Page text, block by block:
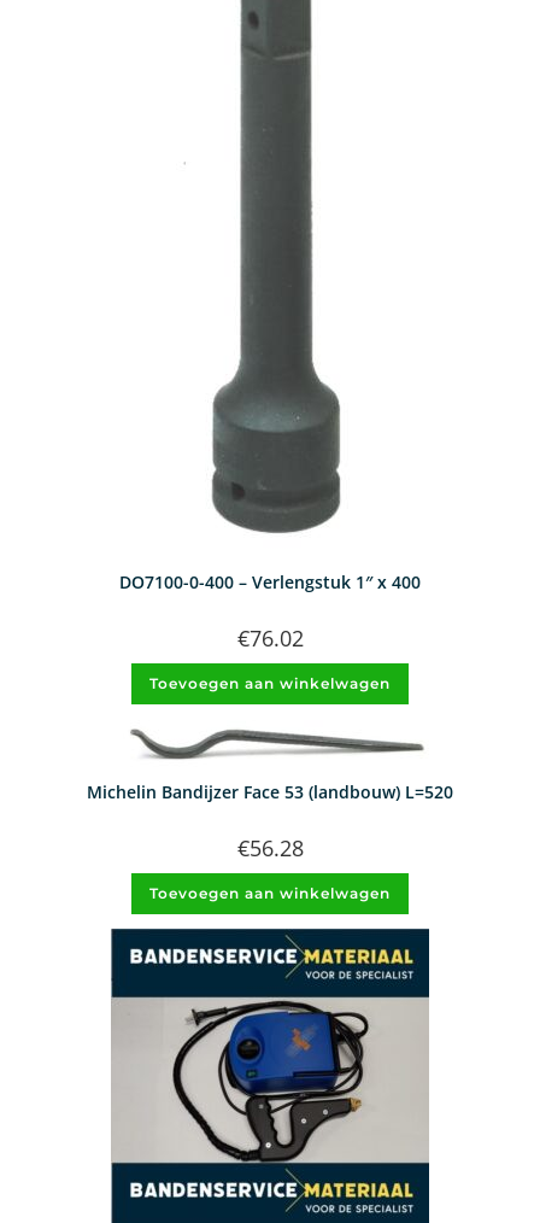
DO7100-0-400 – Verlengstuk 1″ x 400
€76.02
Toevoegen aan winkelwagen
Michelin Bandijzer Face 53 (landbouw) L=520
€56.28
Toevoegen aan winkelwagen